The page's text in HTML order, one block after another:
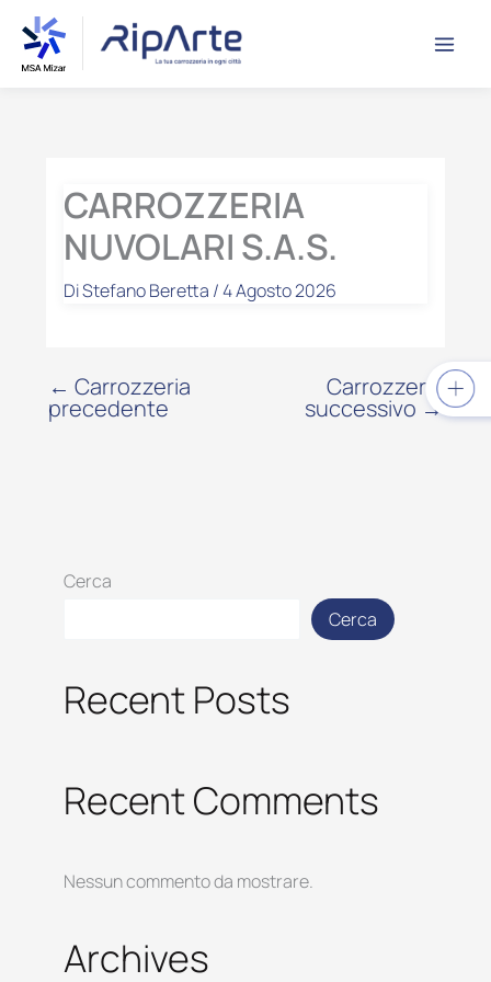
contenuto
contenuto
CARROZZERIA
NUVOLARI S.A.S.
DiStefano Beretta /4 Agosto 2026
← Carrozzeria
precedente
Carrozzeria
successivo →
Cerca
Cerca
Recent Posts
Recent Comments
Nessun commento da mostrare.
Archives